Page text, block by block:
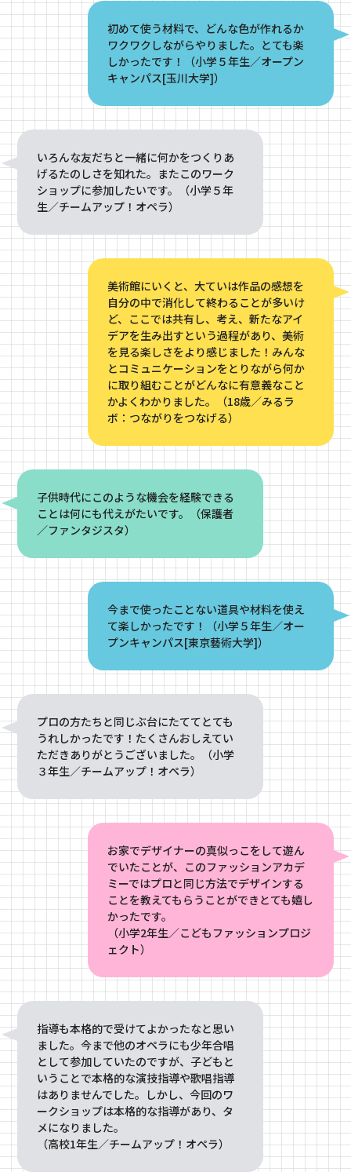
初めて使う材料で、どんな色が作れるか
ワクワクしながらやりました。とても楽
しかったです！（小学５年生／オープン
キャンパス[玉川大学]）
いろんな友だちと一緒に何かをつくりあ
げるたのしさを知れた。またこのワーク
ショップに参加したいです。（小学５年
生／チームアップ！オペラ）
美術館にいくと、大ていは作品の感想を
自分の中で消化して終わることが多いけ
ど、ここでは共有し、考え、新たなアイ
デアを生み出すという過程があり、美術
を見る楽しさをより感じました！みんな
とコミュニケーションをとりながら何か
に取り組むことがどんなに有意義なこと
かよくわかりました。（18歳／みるラ
ボ：つながりをつなげる）
子供時代にこのような機会を経験できる
ことは何にも代えがたいです。（保護者
／ファンタジスタ）
今まで使ったことない道具や材料を使え
て楽しかったです！（小学５年生／オー
プンキャンパス[東京藝術大学]）
プロの方たちと同じぶ台にたててとても
うれしかったです！たくさんおしえてい
ただきありがとうございました。（小学
３年生／チームアップ！オペラ）
お家でデザイナーの真似っこをして遊ん
でいたことが、このファッションアカデ
ミーではプロと同じ方法でデザインする
ことを教えてもらうことができとても嬉し
かったです。
（小学2年生／こどもファッションプロジ
ェクト）
指導も本格的で受けてよかったなと思い
ました。今まで他のオペラにも少年合唱
として参加していたのですが、子どもと
いうことで本格的な演技指導や歌唱指導
はありませんでした。しかし、今回のワ
ークショップは本格的な指導があり、タ
メになりました。
（高校1年生／チームアップ！オペラ）